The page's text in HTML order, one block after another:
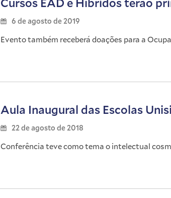
6 de agosto de 2019
Evento também receberá doações para a
Aula Inaugural das Escolas
22 de agosto de 2018
Conferência teve como tema o intelectual